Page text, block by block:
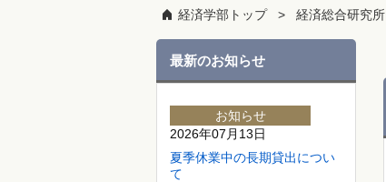
経済学部トップ 経済総合研究所
最新のお知らせ
お知らせ
2026年07月13日
夏季休業中の長期貸出につい
て